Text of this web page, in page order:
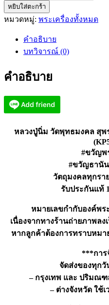
หลวง
ปู่
ปิด
ปุ้ม
หยิบใส่ตะกร้า
หมวดหมู่: พระเครื่องทั้งหมด
คำอธิบาย
บทวิจารณ์ (0)
คำอธิบาย
หลวงปู่นิ่ม วัดพุทธมงคล สุ
#ขวัญพ
#ขวัญธานัน
วัตถุมงคลทุกรา
รับประกันแท้
หมายเลขกำกับองค์พร
เนื่องจากทางร้านถ่ายภาพลง
หากลูกค้าต้องการทราบหมา
***การ
จัดส่งของทุกวั
– กรุงเทพ และ ปริมณฑ
– ต่างจังหวัด ใช้